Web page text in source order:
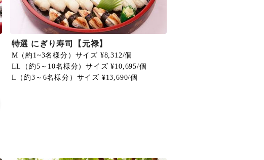
特選 にぎり寿司【元禄】
M（約1~3名様分）サイズ ¥8,312/個
LL（約5～10名様分）サイズ ¥10,695/個
L（約3～6名様分）サイズ ¥13,690/個